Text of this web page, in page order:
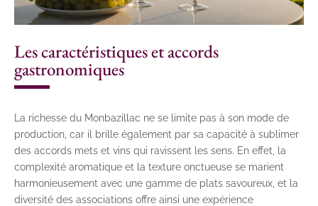
Les caractéristiques et accords
gastronomiques
La richesse du Monbazillac ne se limite pas à son mode de
production, car il brille également par sa capacité à sublimer
des accords mets et vins qui ravissent les sens. En effet, la
complexité aromatique et la texture onctueuse se marient
harmonieusement avec une gamme de plats savoureux, et la
diversité des associations offre ainsi une expérience